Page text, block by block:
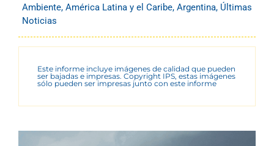
Ambiente, América Latina y el Caribe, Argentina, Últimas
Noticias
Este informe incluye imágenes de calidad que pueden
ser bajadas e impresas. Copyright IPS, estas imágenes
sólo pueden ser impresas junto con este informe